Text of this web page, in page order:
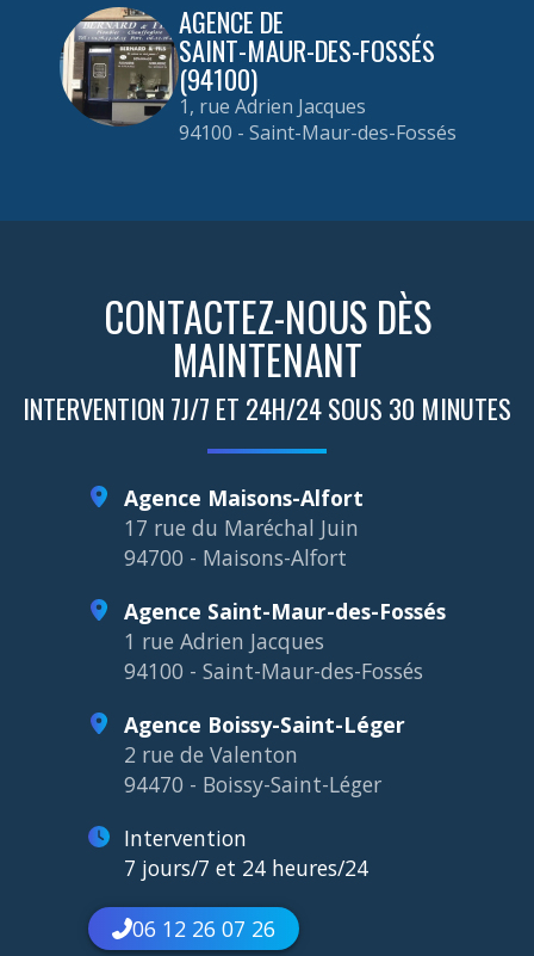
AGENCE DE
SAINT-MAUR-DES-FOSSÉS
(94100)
1, rue Adrien Jacques
94100 - Saint-Maur-des-Fossés
CONTACTEZ-NOUS DÈS
MAINTENANT
INTERVENTION 7J/7 ET 24H/24 SOUS 30 MINUTES
Agence Maisons-Alfort
17 rue du Maréchal Juin
94700 - Maisons-Alfort
Agence Saint-Maur-des-Fossés
1 rue Adrien Jacques
94100 - Saint-Maur-des-Fossés
Agence Boissy-Saint-Léger
2 rue de Valenton
94470 - Boissy-Saint-Léger
Intervention
7 jours/7 et 24 heures/24
06 12 26 07 26